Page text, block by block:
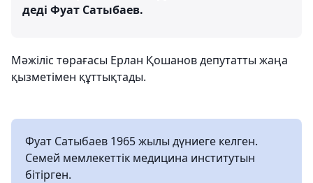
деді Фуат Сатыбаев.
Мәжіліс төрағасы Ерлан Қошанов депутатты жаңа
қызметімен құттықтады.
Фуат Сатыбаев 1965 жылы дүниеге келген.
Семей мемлекеттік медицина институтын
бітірген.